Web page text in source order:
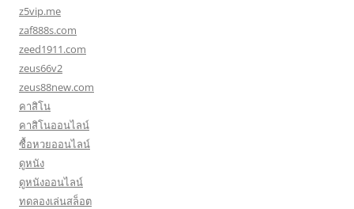
z5vip.me
zaf888s.com
zeed1911.com
zeus66v2
zeus88new.com
คาสิโน
คาสิโนออนไลน์
ซื้อหวยออนไลน์
ดูหนัง
ดูหนังออนไลน์
ทดลองเล่นสล็อต